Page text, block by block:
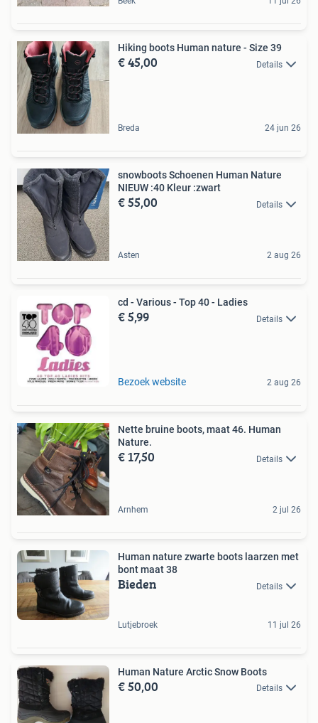
Hiking boots Human nature - Size 39
€ 45,00 Details
Breda 24 jun 26
snowboots Schoenen Human Nature
NIEUW :40 Kleur :zwart
€ 55,00 Details
Asten 2 aug 26
cd - Various - Top 40 - Ladies
€ 5,99 Details
Bezoek website 2 aug 26
Nette bruine boots, maat 46. Human
Nature.
€ 17,50 Details
Arnhem 2 jul 26
Human nature zwarte boots laarzen met
bont maat 38
Bieden Details
Lutjebroek 11 jul 26
Human Nature Arctic Snow Boots
€ 50,00 Details